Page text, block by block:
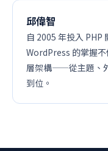
邱偉智
自 2005 年投入 PHP
WordPress 的掌握
層架構——從主題、
到位。